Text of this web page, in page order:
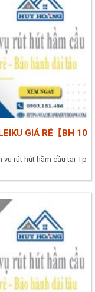
GIÁ RẺ【BH 10
rút hút hầm cầu tại Tp